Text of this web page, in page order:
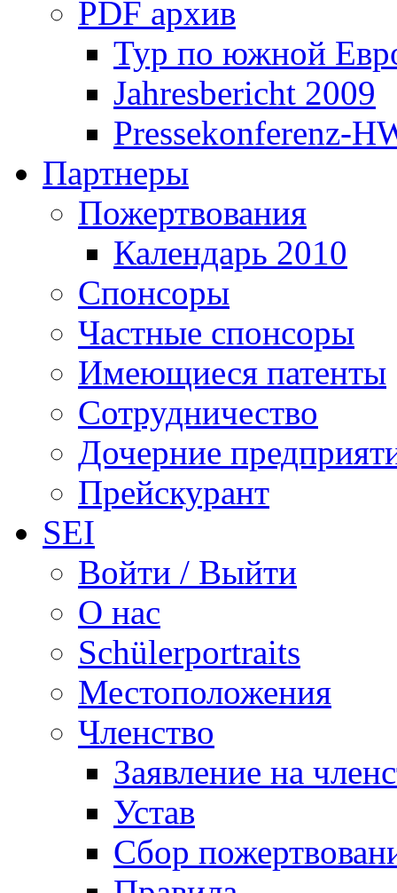
PDF архив
Тур по южной
Jahresbericht 2009
Pressekonferenz-
Партнеры
Пожертвования
Календарь 2010
Спонсоры
Частные спонсоры
Имеющиеся патенты
Сотрудничество
Дочерние
Прейскурант
SEI
Войти / Выйти
О нас
Schülerportraits
Местоположения
Членство
Заявление на
Устав
Сбор